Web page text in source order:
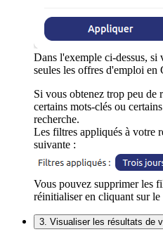
Dans l'exemple ci-dessus,
seules les offres d'emploi en
Si vous obtenez trop peu de
certains mots-clés ou
recherche.
Les filtres appliqués à votre
suivante :
Vous pouvez supprimer les
réinitialiser en cliquant sur
3. Visualiser les résultats de